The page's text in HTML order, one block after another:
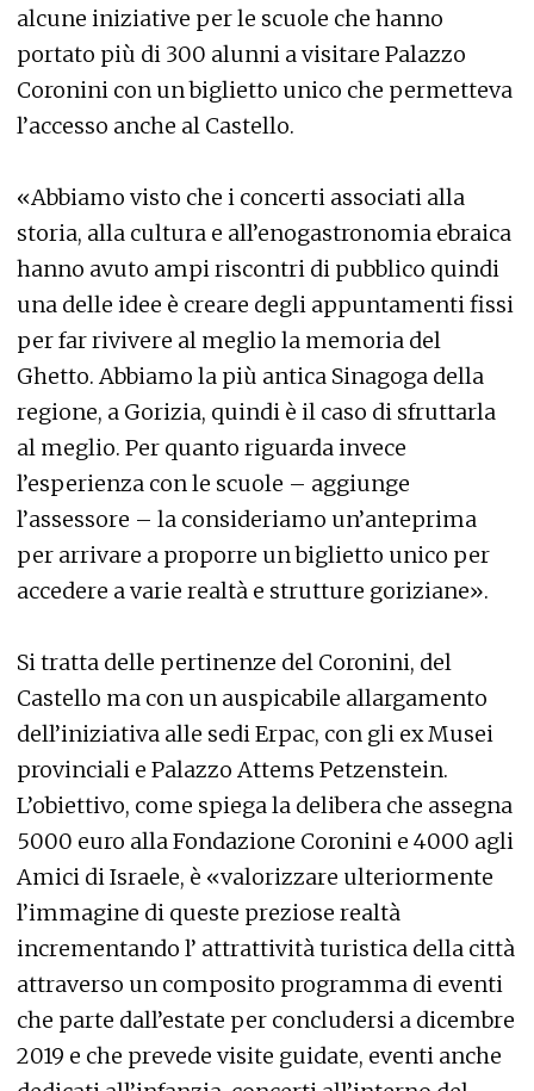
alcune iniziative per le scuole che hanno
portato più di 300 alunni a visitare Palazzo
Coronini con un biglietto unico che permetteva
l’accesso anche al Castello.
«Abbiamo visto che i concerti associati alla
storia, alla cultura e all’enogastronomia ebraica
hanno avuto ampi riscontri di pubblico quindi
una delle idee è creare degli appuntamenti fissi
per far rivivere al meglio la memoria del
Ghetto. Abbiamo la più antica Sinagoga della
regione, a Gorizia, quindi è il caso di sfruttarla
al meglio. Per quanto riguarda invece
l’esperienza con le scuole – aggiunge
l’assessore – la consideriamo un’anteprima
per arrivare a proporre un biglietto unico per
accedere a varie realtà e strutture goriziane».
Si tratta delle pertinenze del Coronini, del
Castello ma con un auspicabile allargamento
dell’iniziativa alle sedi Erpac, con gli ex Musei
provinciali e Palazzo Attems Petzenstein.
L’obiettivo, come spiega la delibera che assegna
5000 euro alla Fondazione Coronini e 4000 agli
Amici di Israele, è «valorizzare ulteriormente
l’immagine di queste preziose realtà
incrementando l’ attrattività turistica della città
attraverso un composito programma di eventi
che parte dall’estate per concludersi a dicembre
2019 e che prevede visite guidate, eventi anche